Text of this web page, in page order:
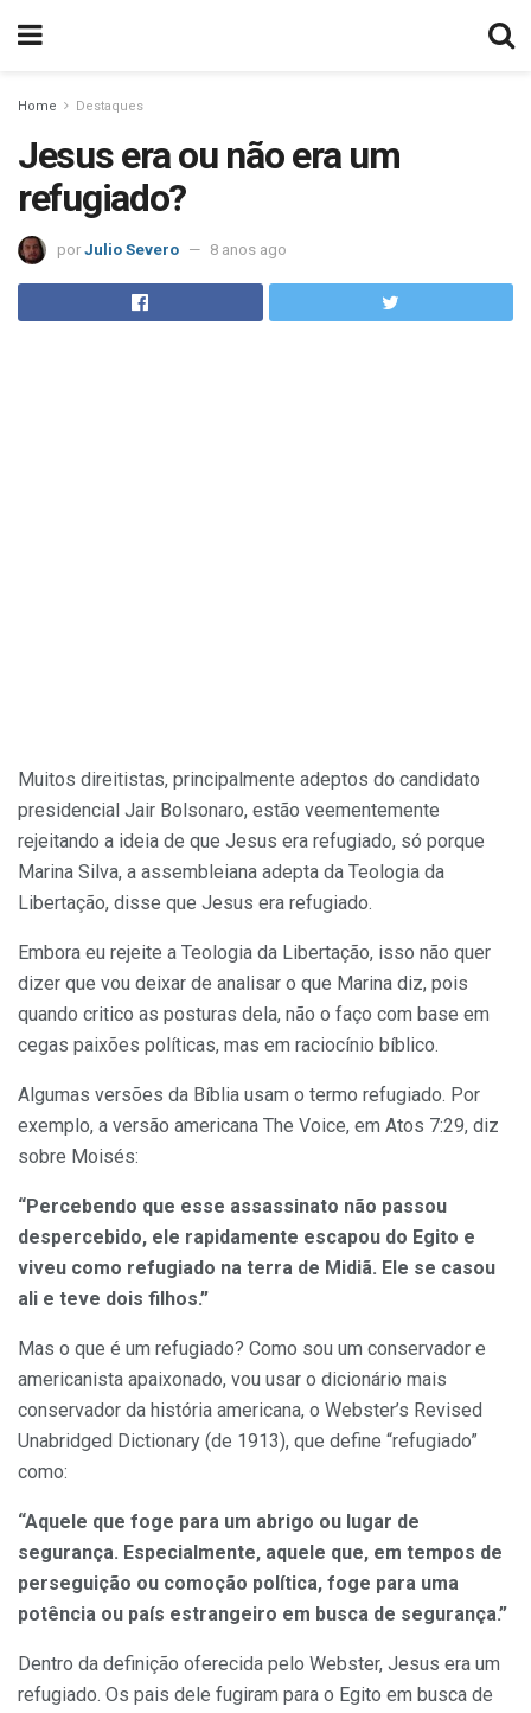
Home Destaques
Jesus era ou não era um
refugiado?
por Julio Severo 8 anos ago
Muitos direitistas, principalmente adeptos do candidato
presidencial Jair Bolsonaro, estão veementemente
rejeitando a ideia de que Jesus era refugiado, só porque
Marina Silva, a assembleiana adepta da Teologia da
Libertação, disse que Jesus era refugiado.
Embora eu rejeite a Teologia da Libertação, isso não quer
dizer que vou deixar de analisar o que Marina diz, pois
quando critico as posturas dela, não o faço com base em
cegas paixões políticas, mas em raciocínio bíblico.
Algumas versões da Bíblia usam o termo refugiado. Por
exemplo, a versão americana The Voice, em Atos 7:29, diz
sobre Moisés:
“Percebendo que esse assassinato não passou
despercebido, ele rapidamente escapou do Egito e
viveu como refugiado na terra de Midiã. Ele se casou
ali e teve dois filhos.”
Mas o que é um refugiado? Como sou um conservador e
americanista apaixonado, vou usar o dicionário mais
conservador da história americana, o Webster’s Revised
Unabridged Dictionary (de 1913), que define “refugiado”
como:
“Aquele que foge para um abrigo ou lugar de
segurança. Especialmente, aquele que, em tempos de
perseguição ou comoção política, foge para uma
potência ou país estrangeiro em busca de segurança.”
Dentro da definição oferecida pelo Webster, Jesus era um
refugiado. Os pais dele fugiram para o Egito em busca de